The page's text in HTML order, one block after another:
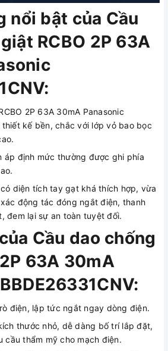
nổi bật của Cầu
RCBO 2P 63A
2P 63A 30mA Panasonic
thiết kế bền, chắc với lớp vỏ bao bọc
áp định mức thường được ghi phía
diện tích tay gạt khá thích hợp, vừa
động tác đóng ngắt điện, thanh
đem lại sự an toàn tuyệt đối.
Cầu dao chống
63A 30mA
điện, lập tức ngắt ngay dòng điện.
thước nhỏ, dễ dàng bố trí lắp đặt,
cầu thẩm mỹ cho mạch điện.